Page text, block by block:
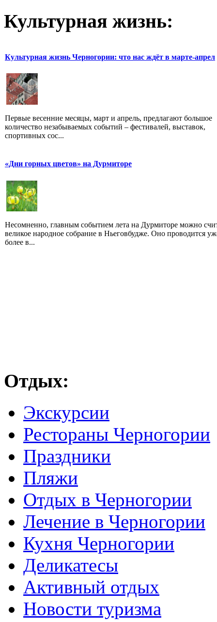
Культурная жизнь:
Культурная жизнь Черногории: что нас ждёт в марте-апрел
Первые весенние месяцы, март и апрель, предлагают большое
количество незабываемых событий – фестивалей, выставок,
спортивных сос...
«Дни горных цветов» на Дурмиторе
Несомненно, главным событием лета на Дурмиторе можно
великое народное собрание в Ньеговбудже. Оно проводится
более в...
Отдых:
Экскурсии
Рестораны Черногории
Праздники
Пляжи
Отдых в Черногории
Лечение в Черногории
Кухня Черногории
Деликатесы
Активный отдых
Новости туризма